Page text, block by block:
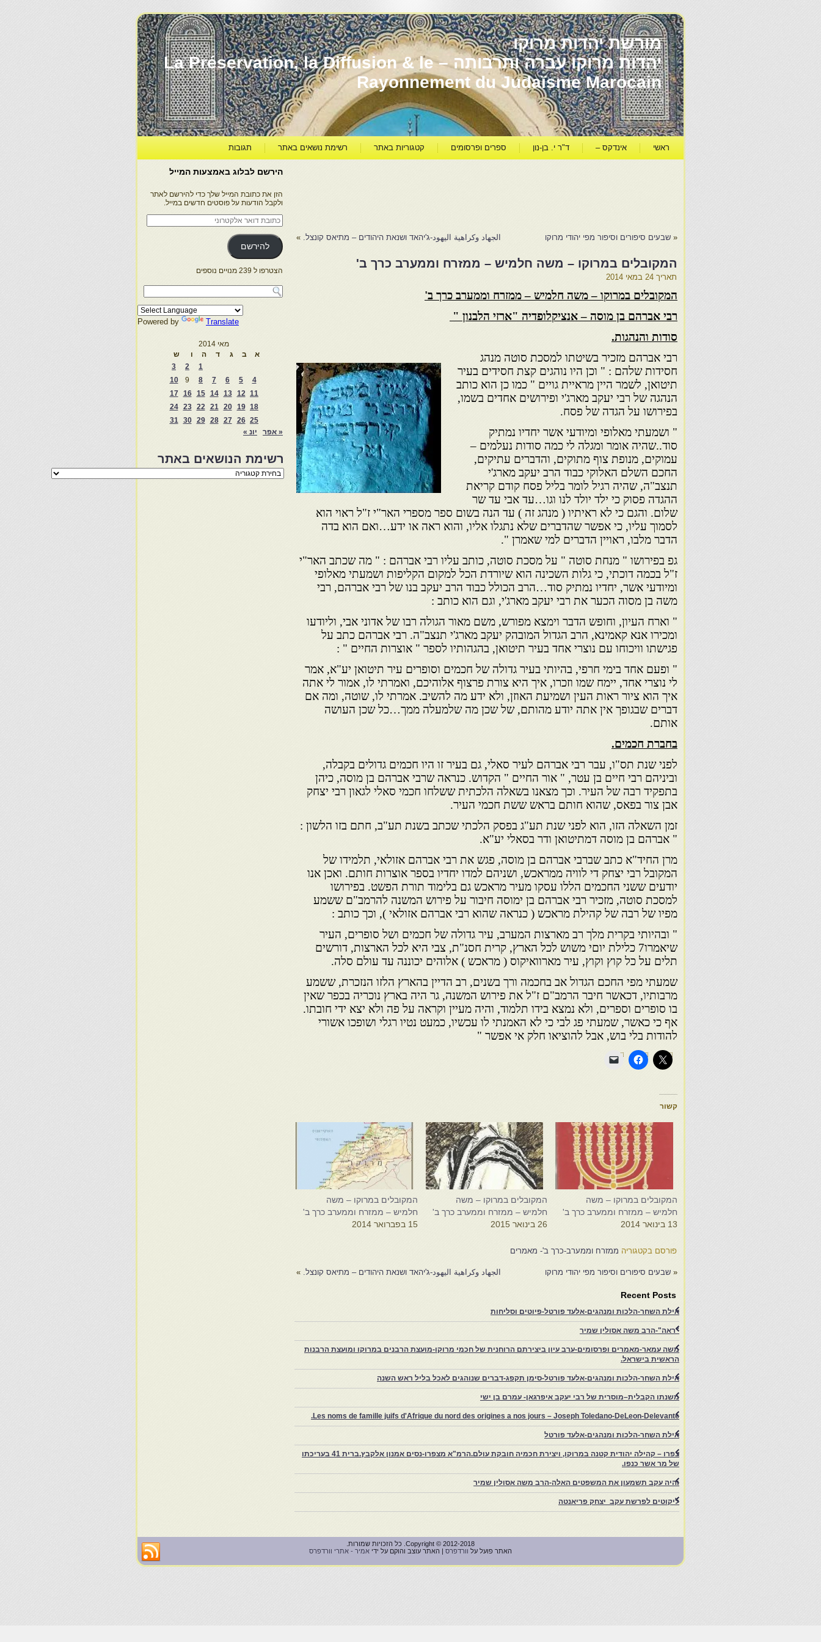
מורשת יהדות מרוקו
יהדות מרוקו עברה ותרבותה – La Préservation, la Diffusion & le
Rayonnement du Judaïsme Marocain
ראשי אינדקס – ד"ר י. בן-נון ספרים ופרסומים קטגוריות באתר רשימת נושאים באתר תגובות
« שבעים סיפורים וסיפור מפי יהודי מרוקו الجهاد وكراهية اليهود-ג'יהאד ושנאת היהודים – מתיאס קונצל. »
המקובלים במרוקו – משה חלמיש – ממזרח וממערב כרך ב'
תאריך 24 במאי 2014
המקובלים במרוקו – משה חלמיש – ממזרח וממערב כרך ב'
רבי אברהם בן מוסה – אנציקלופדיה "ארזי הלבנון "
סודות והנהגות.
רבי אברהם מזכיר בשיטתו למסכת סוטה מנהג
חסידות שלהם : " וכן היו נוהגים קצת חסידים בעיר
תיטואן, לשמר היין מראיית גויים " כמו כן הוא כותב
הנהגה של רבי יעקב מארג'י ופירושים אחדים בשמו,
בפירושו על הגדה של פסח.
" ושמעתי מאלופי ומיודעי אשר יחדיו נמתיק
סוד..שהיה אומר ומגלה לי כמה סודות נעלמים –
עמוקים, מנופת צוף מתוקים, והדברים עתיקים,
החכם השלם האלוקי כבוד הרב יעקב מארג'י
תנצב"ה, שהיה רגיל לומר בליל פסח קודם קריאת
ההגדה פסוק כי ילד יולד לנו וגו…עד אבי עד שר
שלום. והגם כי לא ראיתיו ( מנהג זה ) עד הנה בשום ספר מספרי האר"י ז"ל ראוי הוא
לסמוך עליו, כי אפשר שהדברים שלא נתגלו אליו, והוא ראה או ידע…ואם הוא בדה
הדבר מלבו, ראויין הדברים למי שאמרן ".
גפ בפירושו " מנחת סוטה " על מסכת סוטה, כותב עליו רבי אברהם : " מה שכתב האר"י
ז"ל בכמה דוכתי, כי גלות השכינה הוא שיורדת הכל למקום הקליפות ושמעתי מאלופי
ומיודעי אשר, יחדיו נמתיק סוד…הרב הכולל כבוד הרב יעקב בנו של רבי אברהם, רבי
משה בן מסוה הכער את רבי יעקב מארג'י, וגם הוא כותב :
" וארח העיון, וחופש הדבר וימצא מפורש, משם מאור הגולה רבו של אדוני אבי, וליודעו
ומכירו אנא קאמינא, הרב הגדול המובהק יעקב מארג'י תנצב"ה. רבי אברהם כתב על
פגישתו וויכוחו עם נוצרי אחד בעיר תיטואן, בהגהותיו לספר " אוצרות החיים " :
" ופעם אחד בימי חרפי, בהיותי בעיר גדולה של חכמים וסופרים עיר תיטואן יע"א, אמר
לי נוצרי אחד, יימח שמו וזכרו, איך היא צורת פרצוף אלוהיכם, ואמרתי לו, אמור לי אתה
איך הוא ציור ראות העין ושמיעת האוזן, ולא ידע מה להשיב. אמרתי לו, שוטה, ומה אם
דברים שבגופך אין אתה יודע מהותם, של שכן מה שלמעלה ממך…כל שכן העושה
אותם.
בחברת חכמים.
לפני שנת תס"ו, עבר רבי אברהם לעיר סאלי, גם בעיר זו היו חכמים גדולים בקבלה,
וביניהם רבי חיים בן עטר, " אור החיים " הקדוש. כנראה שרבי אברהם בן מוסה, כיהן
בתפקיד רבה של העיר. וכך מצאנו בשאלה הלכתית ששלחו חכמי סאלי לגאון רבי יצחק
אבן צור בפאס, שהוא חותם בראש ששת חכמי העיר.
זמן השאלה הזו, הוא לפני שנת תע"ג בפסק הלכתי שכתב בשנת תע"ב, חתם בזו הלשון :
" אברהם בן מוסה דמתיטואן ודר בסאלי יע"א.
מרן החיד"א כתב שברבי אברהם בן מוסה, פגש את רבי אברהם אזולאי, תלמידו של
המקובל רבי יצחק די לוויה ממראכש, ושניהם למדו יחדיו בספר אוצרות חותם. ואכן אנו
יודעים ששני החכמים הללו עסקו מעיר מראכש גם בלימוד תורת הפשט. בפירושו
למסכת סוטה, מזכיר רבי אברהם בן ימוסה חיבור על פירוש המשנה להרמב"ם ששמע
מפיו של רבה של קהילת מראכש ( כנראה שהוא רבי אברהם אזולאי ), וכך כותב :
" ובהיותי בקרית מלך רב מארצות המערב, עיר גדולה של חכמים ושל סופרים, העיר
שיאמרו7 כלילת יוםי משוש לכל הארץ, קרית חסנ"ת, צבי היא לכל הארצות, דורשים
תלים על כל קוץ וקוץ, עיר מארוואיקוס ( מראכש ) אלוהים יכוננה עד עולם סלה.
שמעתי מפי החכם הגדול אב בחכמה ורך בשנים, רב הדיין בהארץ הלזו הנזכרת, ששמע
מרבותיו, דכאשר חיבר הרמב"ם ז"ל את פירוש המשנה, גר היה בארץ נוכריה בכפר שאין
בו סופרים וספרים, ולא נמצא בידו תלמוד, והיה מעיין וקראה על פה ולא יצא ידי חובתו.
אף כי כאשר, שמעתי פג לבי כי לא האמנתי לו עכשיו, כמעט נטיו רגלי ושופכו אשורי
להודות בלי בוש, אבל להוציאו חלק אי אפשר "
קשור
המקובלים במרוקו – משה
חלמיש – ממזרח וממערב כרך ב'
13 בינואר 2014
המקובלים במרוקו – משה
חלמיש – ממזרח וממערב כרך ב'
26 בינואר 2015
המקובלים במרוקו – משה
חלמיש – ממזרח וממערב כרך ב'
15 בפברואר 2014
פורסם בקטגוריה ממזרח וממערב-כרך ב'- מאמרים
« שבעים סיפורים וסיפור מפי יהודי מרוקו الجهاد وكراهية اليهود-ג'יהאד ושנאת היהודים – מתיאס קונצל. »
Recent Posts
אילת השחר-הלכות ומנהגים-אלעד פורטל-פיוטים וסליחות
"ראה"-הרב משה אסולין שמיר
משה עמאר-מאמרים ופרסומים-ערב עיון ביצירתם הרוחנית של חכמי מרוקו-מועצת הרבנים במרוקו ומועצת הרבנות
הראשית בישראל.
אילת השחר-הלכות ומנהגים-אלעד פורטל-סימן תקפג-דברים שנוהגים לאכל בליל ראש השנה
משנתו הקבלית–מוסרית של רבי יעקב איפרגאן- עמרם בן ישי
Les noms de famille juifs d'Afrique du nord des origines a nos jours – Joseph Toledano-DeLeon-Delevante.
אילת השחר-הלכות ומנהגים-אלעד פורטל
צפרו – קהילה יהודית קטנה במרוקו, ויצירת חכמיה חובקת עולם.הרמ"א מצפרו-נסים אמנון אלקבץ.ברית 41 בעריכתו
של מר אשר כנפו.
והיה עקב תשמעון את המשפטים האלה-הרב משה אסולין שמיר
ליקוטים לפרשת עקב יצחק פריאנטה
הירשם לבלוג באמצעות המייל
הזן את כתובת המייל שלך כדי להירשם לאתר
ולקבל הודעות על פוסטים חדשים במייל.
כתובת
דואר
אלקטרוני
להירשם
הצטרפו ל 239 מנויים נוספים
Powered by Translate
מאי 2014
א
ב ג ד ה ו
ש
1
2
3
4
5
6
7
8
9
10
11
12
13
14
15
16
17
18
19
20
21
22
23
24
25
26
27
28
29
30
31
« אפר
יונ »
רשימת הנושאים באתר
רשימת
הנושאים
Copyright © 2012-2018. כל הזכויות שמורות.
האתר פועל על וורדפרס | האתר עוצב והוקם על ידי אמיר - אתרי וורדפרס